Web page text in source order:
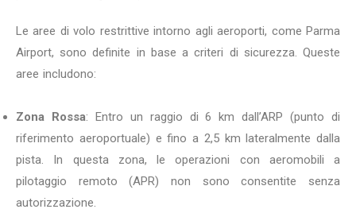
Le aree di volo restrittive intorno agli aeroporti, come Parma
Airport, sono definite in base a criteri di sicurezza. Queste
aree includono:
Zona Rossa: Entro un raggio di 6 km dall’ARP (punto di
riferimento aeroportuale) e fino a 2,5 km lateralmente dalla
pista. In questa zona, le operazioni con aeromobili a
pilotaggio remoto (APR) non sono consentite senza
autorizzazione.